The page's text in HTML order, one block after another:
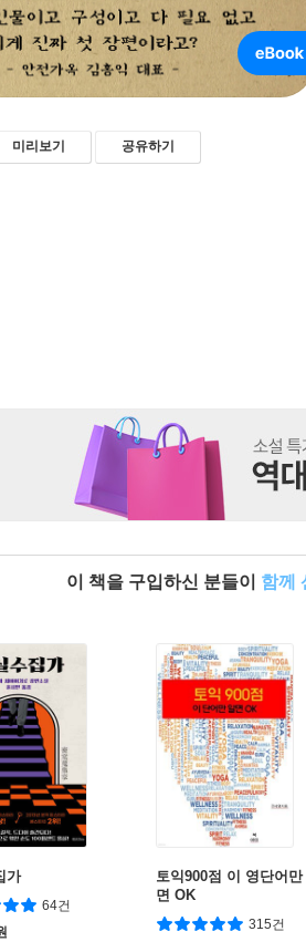
미리보기 공유하기
이 책을 구입하신 분들이 함께
가
64건
토익900점 이 영단어만
면 OK
315건